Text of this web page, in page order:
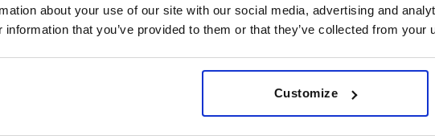
about your use of our site with our social media, advertising and
information that you’ve provided to them or that they’ve collected from your
Customize
de base
D D1 T L D2 D3